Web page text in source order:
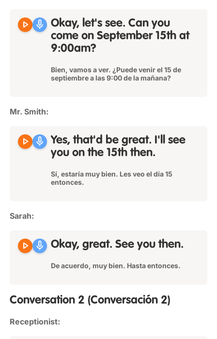
play_arrow mic Okay, let's see. Can you
come on September 15th at
9:00am?
Bien, vamos a ver. ¿Puede venir el 15 de
septiembre a las 9:00 de la mañana?
Mr. Smith:
play_arrow mic Yes, that'd be great. I'll see
you on the 15th then.
Sí, estaría muy bien. Les veo el día 15
entonces.
Sarah:
play_arrow mic Okay, great. See you then.
De acuerdo, muy bien. Hasta entonces.
Conversation 2 (Conversación 2)
Receptionist: